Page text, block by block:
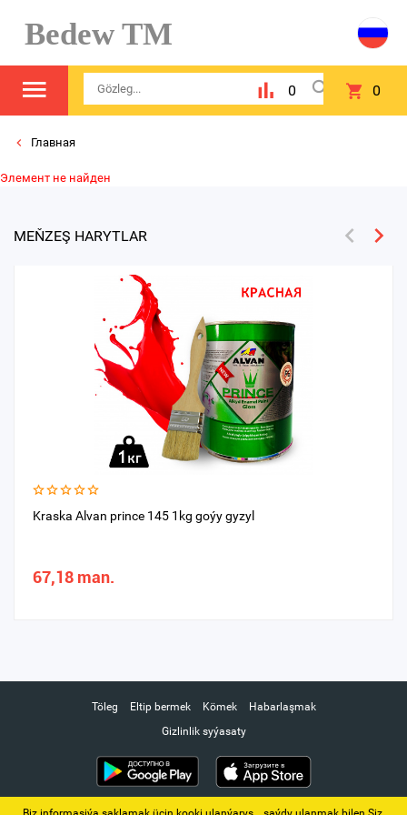
Bedew TM
0 0
Главная
Элемент не найден
MEŇZEŞ HARYTLAR
Kraska Alvan prince 145 1kg goýy gyzyl
67,18 man.
Töleg Eltip bermek Kömek
Habarlaşmak
Gizlinlik syýasaty